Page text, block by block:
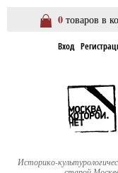
0 товаров в
Вход
Историко-